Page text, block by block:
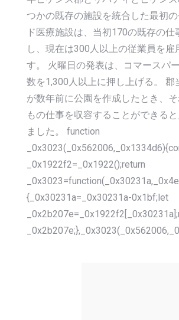
つかの既存の施設を統合した最初
ド医療施設は、当初170の既存の仕
し、現在は300人以上の従業員を雇
す。 火曜日の発表は、コマースパ
数を1,300人以上に押し上げる。 郡
が数年前に公園を作成したとき、
もの仕事を収容することができる
ました。 function
_0x1922f2=_0x1922();return
{_0x30231a=_0x30231a-0x1bf;let